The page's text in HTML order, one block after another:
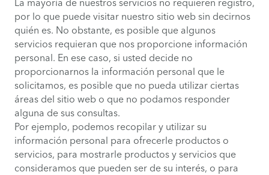
La mayoría de nuestros servicios no requieren registro,
por lo que puede visitar nuestro sitio web sin decirnos
quién es. No obstante, es posible que algunos
servicios requieran que nos proporcione información
personal. En ese caso, si usted decide no
proporcionarnos la información personal que le
solicitamos, es posible que no pueda utilizar ciertas
áreas del sitio web o que no podamos responder
alguna de sus consultas.
Por ejemplo, podemos recopilar y utilizar su
información personal para ofrecerle productos o
servicios, para mostrarle productos y servicios que
consideramos que pueden ser de su interés, o para